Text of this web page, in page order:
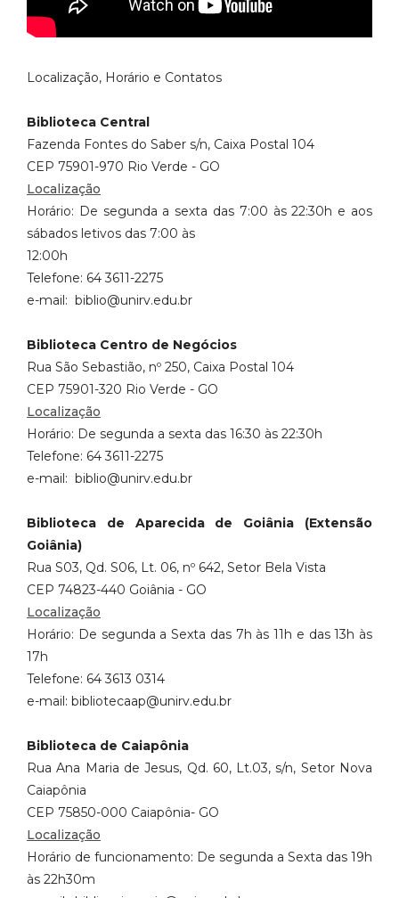
Localização, Horário e Contatos
Biblioteca Central
Fazenda Fontes do Saber s/n, Caixa Postal 104
CEP 75901-970 Rio Verde - GO
Localização
Horário: De segunda a sexta das 7:00 às 22:30h e aos
sábados letivos das 7:00 às
12:00h
Telefone: 64 3611-2275
e-mail: biblio@unirv.edu.br
Biblioteca Centro de Negócios
Rua São Sebastião, nº 250, Caixa Postal 104
CEP 75901-320 Rio Verde - GO
Localização
Horário: De segunda a sexta das 16:30 às 22:30h
Telefone: 64 3611-2275
e-mail: biblio@unirv.edu.br
Biblioteca de Aparecida de Goiânia (Extensão
Goiânia)
Rua S03, Qd. S06, Lt. 06, nº 642, Setor Bela Vista
CEP 74823-440 Goiânia - GO
Localização
Horário: De segunda a Sexta das 7h às 11h e das 13h às
17h
Telefone: 64 3613 0314
e-mail: bibliotecaap@unirv.edu.br
Biblioteca de Caiapônia
Rua Ana Maria de Jesus, Qd. 60, Lt.03, s/n, Setor Nova
Caiapônia
CEP 75850-000 Caiapônia- GO
Localização
Horário de funcionamento: De segunda a Sexta das 19h
às 22h30m